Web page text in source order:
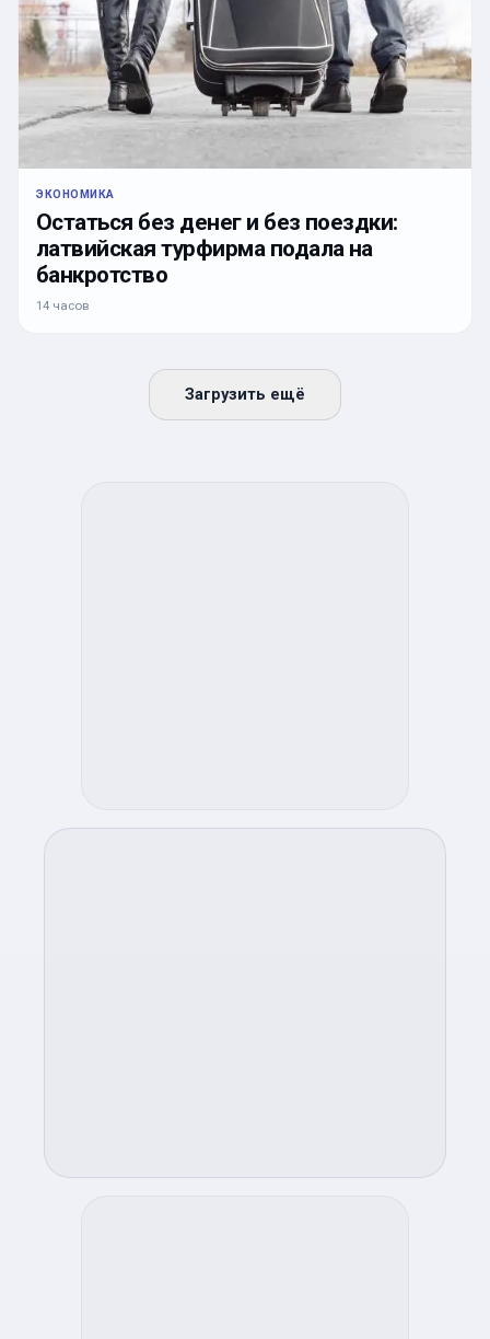
ЭКОНОМИКА
Остаться без денег и без поездки:
латвийская турфирма подала на
банкротство
14 часов
Загрузить ещё